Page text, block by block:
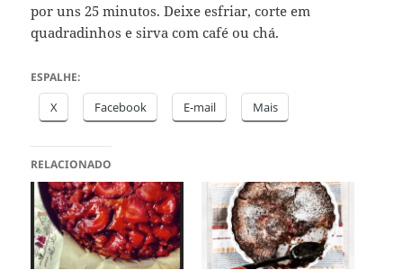
por uns 25 minutos. Deixe esfriar, corte em
quadradinhos e sirva com café ou chá.
ESPALHE:
X Facebook E-mail Mais
RELACIONADO